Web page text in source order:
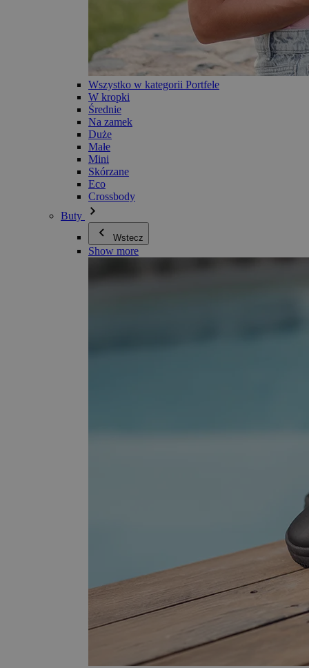
Wszystko w kategorii Portfele
W kropki
Średnie
Na zamek
Duże
Małe
Mini
Skórzane
Eco
Crossbody
Buty
Wstecz
Show more